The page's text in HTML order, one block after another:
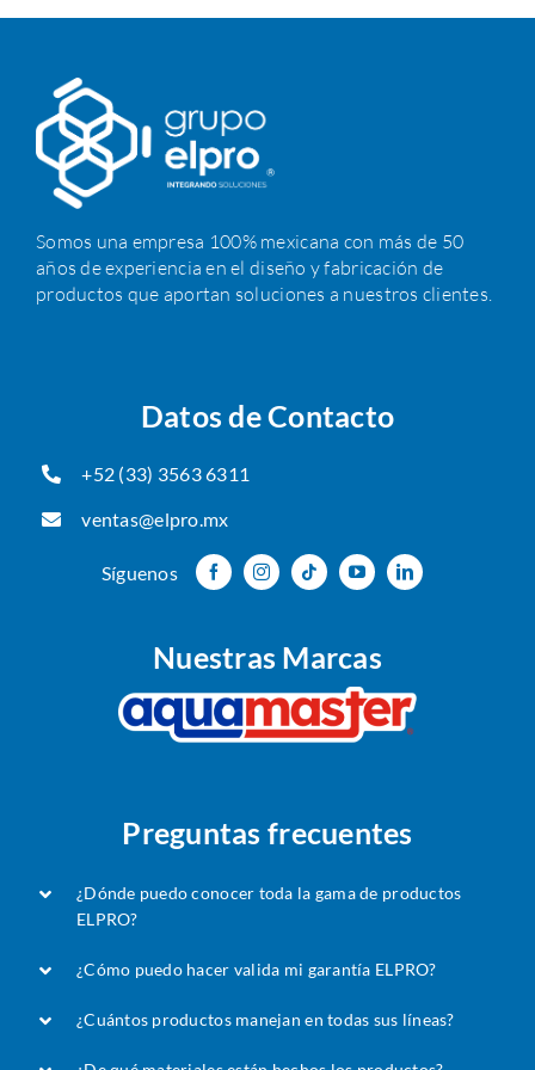
Somos una empresa 100% mexicana con más de 50
años de experiencia en el diseño y fabricación de
productos que aportan soluciones a nuestros clientes.
Datos de Contacto
+52 (33) 3563 6311
ventas@elpro.mx
Síguenos
Nuestras Marcas
Preguntas frecuentes
¿Dónde puedo conocer toda la gama de productos
ELPRO?
¿Cómo puedo hacer valida mi garantía ELPRO?
¿Cuántos productos manejan en todas sus líneas?